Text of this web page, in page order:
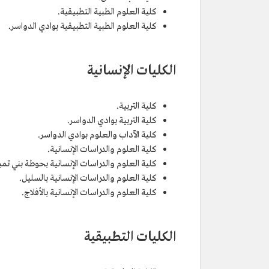
كلية العلوم الطبية التطبيقية.
كلية العلوم الطبية التطبيقية بوادي الدواسر.
الكليات الإنسانية
كلية التربية.
كلية التربية بوادي الدواسر.
كلية الآداب والعلوم بوادي الدواسر.
كلية العلوم والدراسات الإنسانية.
كلية العلوم والدراسات الإنسانية بحوطة بني
كلية العلوم والدراسات الإنسانية بالسليل.
كلية العلوم والدراسات الإنسانية بالأفلاج.
الكليات التطبيقية